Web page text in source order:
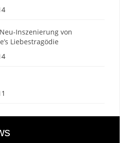
Inszenierung von
Liebestragödie